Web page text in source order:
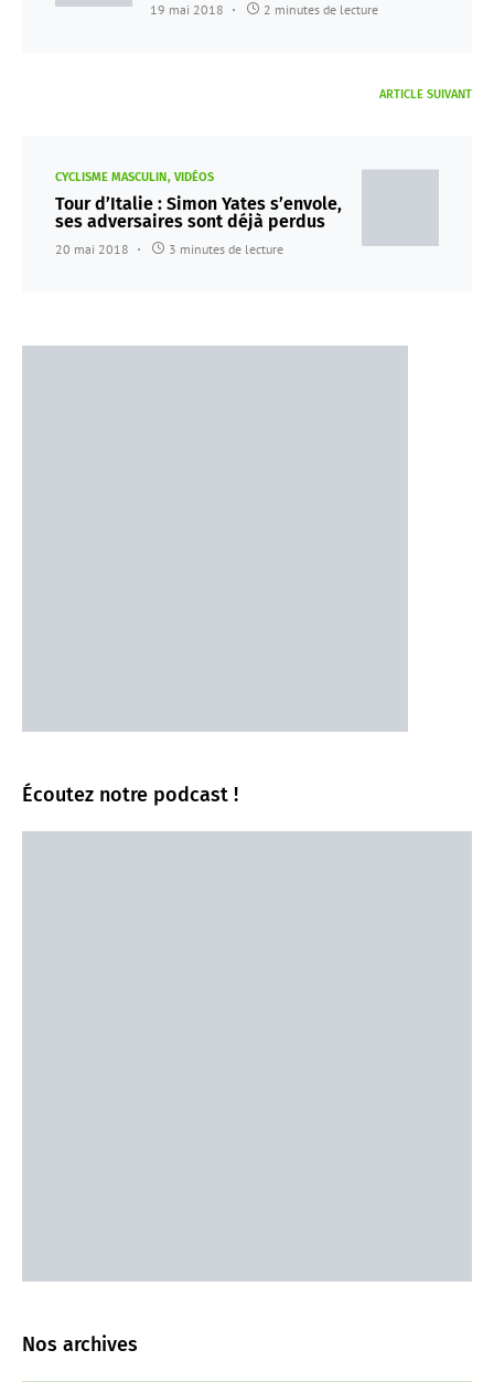
19 mai 2018 2 minutes de lecture
ARTICLE SUIVANT
CYCLISME MASCULIN VIDÉOS
Tour d’Italie : Simon Yates s’envole,
ses adversaires sont déjà perdus
20 mai 2018 3 minutes de lecture
Écoutez notre podcast !
Nos archives